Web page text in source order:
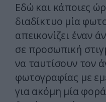
Εδώ και κάποιες
διαδίκτυο μία
απεικονίζει έναν
σε προσωπική
να ταυτίσουν τον
φωτογραφίας με
για ακόμη μία